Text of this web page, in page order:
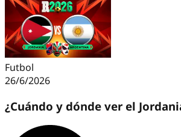
Futbol
26/6/2026
¿Cuándo y dónde ver el